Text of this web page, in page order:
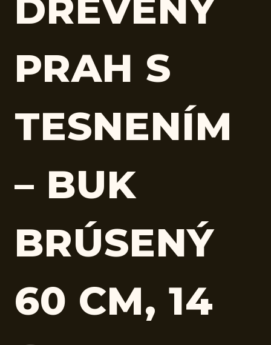
DREVENÝ
PRAH S
TESNENÍM
– BUK
BRÚSENÝ
60 CM, 14